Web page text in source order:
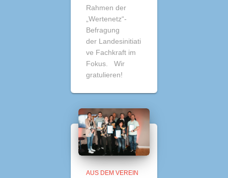
Rahmen der
„Wertenetz“-
Befragung
der Landesinitiati
ve Fachkraft im
Fokus. Wir
gratulieren!
AUS DEM VEREIN